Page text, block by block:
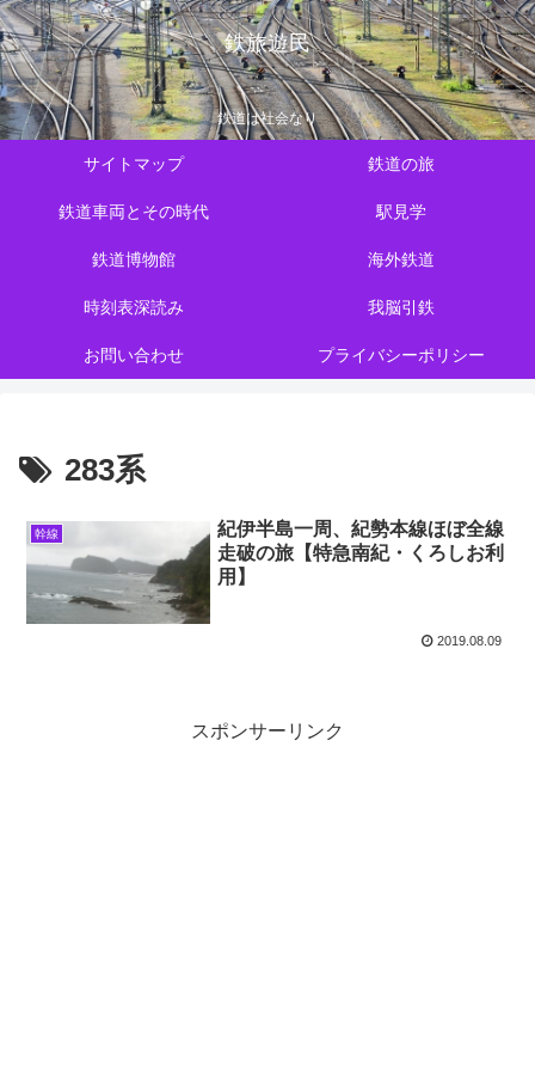
鉄旅遊民
鉄道は社会なり
サイトマップ 鉄道の旅
鉄道車両とその時代 駅見学
鉄道博物館 海外鉄道
時刻表深読み 我脳引鉄
お問い合わせ プライバシーポリシー
283系
幹線
紀伊半島一周、紀勢本線ほぼ全線
走破の旅【特急南紀・くろしお利
用】
2019.08.09
スポンサーリンク